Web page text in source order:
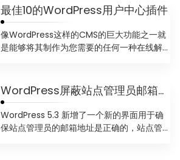
最佳10的WordPress用户中心插件
像WordPress这样的CMS的巨大功能之一就
是能够将其制作为您需要的任何一种在线解
WordPress屏蔽站点管理员邮箱验证功能
WordPress 5.3 新增了一个新的界面用于确
保站点管理员的邮箱地址是正确的，站点管